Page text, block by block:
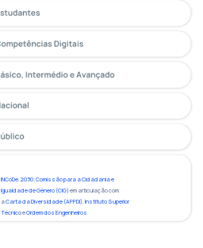
INCoDe.2030;Comissão para a Cidadania e
Igualdade de Género (CIG) em articulação com
aCarta da Diversidade (APPDI), Instituto Superior
TécnicoeOrdem dos Engenheiros